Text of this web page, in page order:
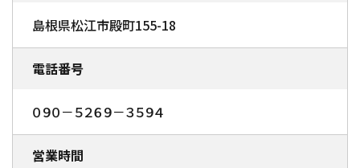
島根県松江市殿町155-18
電話番号
０９０－５２６９－３５９４
営業時間